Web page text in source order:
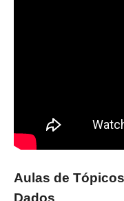
Aulas de
Dados